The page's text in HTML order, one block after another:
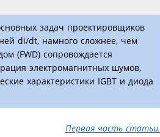
задач проектировщиков
di/dt, намного сложнее, чем
(FWD) сопровождается
электромагнитных шумов,
характеристики IGBT и диода
Первая часть статьи.